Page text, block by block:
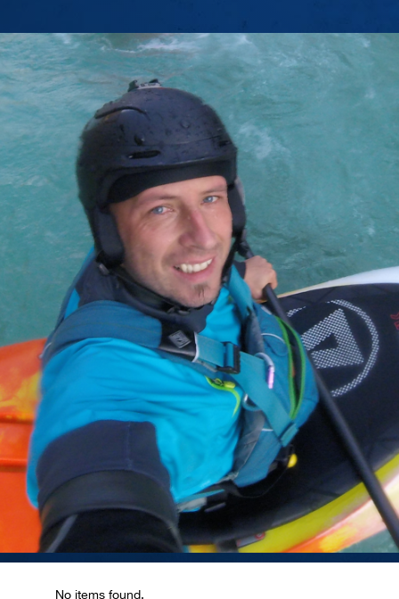
No items found.
AM EB